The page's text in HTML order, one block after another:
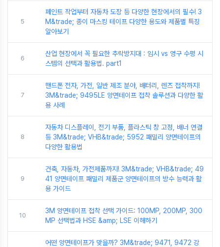
5
페인트 작업부터 자동차 도장 등 다양한 현장에서의 필수! 3
M&trade; 종이 마스킹 테이프 다양한 용도와 제품별 특징
알아보기
6
산업 현장에서 꼭 필요한 추락방지대 : 임시 vs 영구 수평 시
스템의 선택과 활용법. part1
7
핸드폰 전자, 가전, 일반 제조 분야, 배터리, 렌즈 접착까지!
3M&trade; 9495LE 양면테이프 접착 솔루션과 다양한 활
용 사례
8
자동차 디스플레이, 전기 부품, 플라스틱 창 고정, 배너 연결
등 3M&trade; VHB&trade; 5952 패밀리 양면테이프의
다양한 활용법
9
건축, 자동차, 가전제품까지! 3M&trade; VHB&trade; 49
41 양면테이프 패밀리 제품군 양면테이프의 방수 능력과 활
용 가이드
10
3M 양면테이프 접착 선택 가이드: 100MP, 200MP, 300
MP 선택법과 HSE &amp; LSE 이해하기
어떤 양면테이프가 맞을까? 3M&trade; 9471, 9472 강